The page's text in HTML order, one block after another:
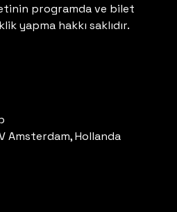
programda ve bilet
yapma hakkı saklıdır.
Amsterdam, Hollanda